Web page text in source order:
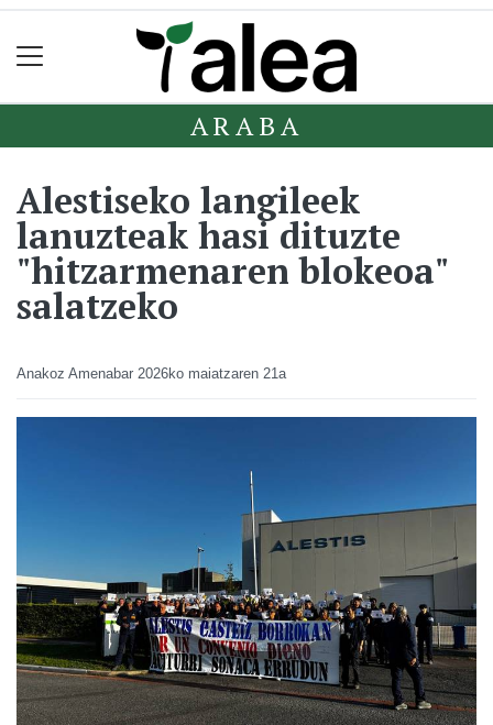
ARABA
Alestiseko langileek
lanuzteak hasi dituzte
"hitzarmenaren blokeoa"
salatzeko
Anakoz Amenabar 2026ko maiatzaren 21a